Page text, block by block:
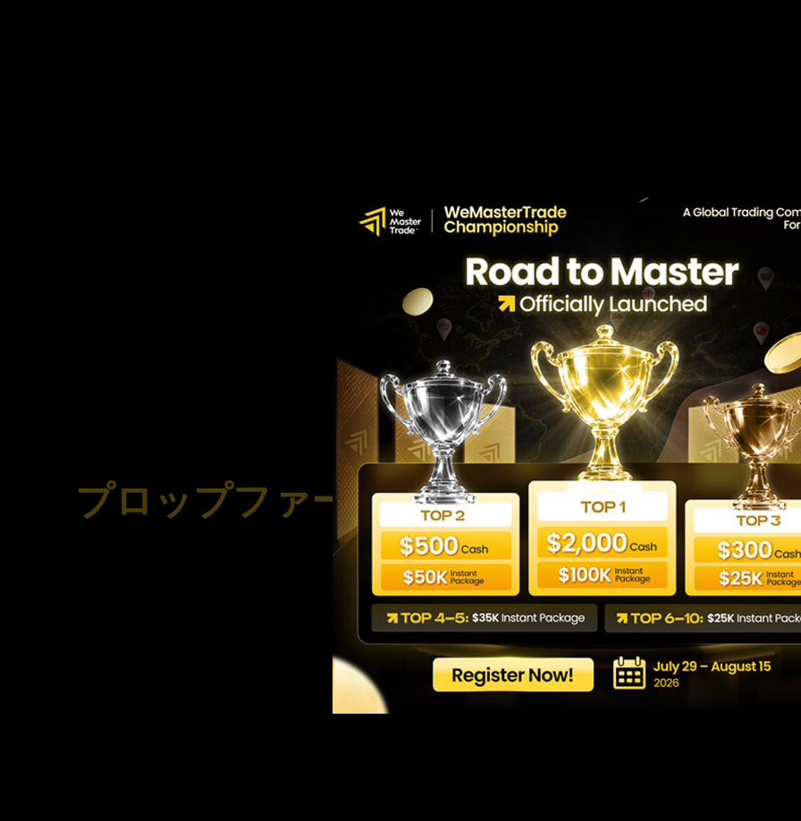
プロップファーム評価の通り方：合格率
と攻略法
Last updated: 20/05/2026